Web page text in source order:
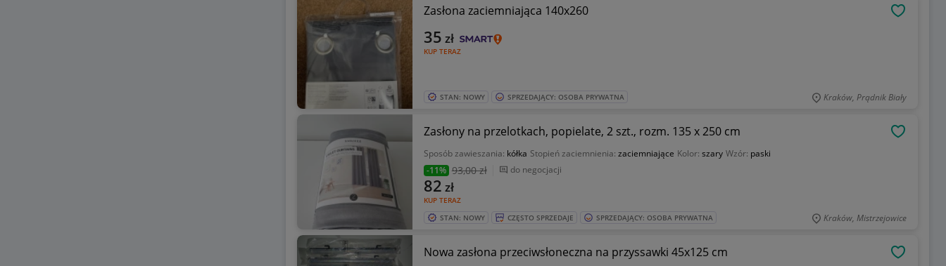
Zasłona zaciemniająca 140x260
KUP TERAZ
35 zł
STAN: NOWY SPRZEDAJĄCY: OSOBA PRYWATNA Kraków, Prądnik Biały
Zasłony na przelotkach, popielate, 2 szt., rozm. 135 x 250 cm
Sposób zawieszania: kółka Stopień zaciemnienia: zaciemniające Kolor: szary Wzór: paski
-11% 93,00 zł do negocjacji
KUP TERAZ
82 zł
STAN: NOWY CZĘSTO SPRZEDAJE SPRZEDAJĄCY: OSOBA PRYWATNA Kraków, Mistrzejowice
Nowa zasłona przeciwsłoneczna na przyssawki 45x125 cm